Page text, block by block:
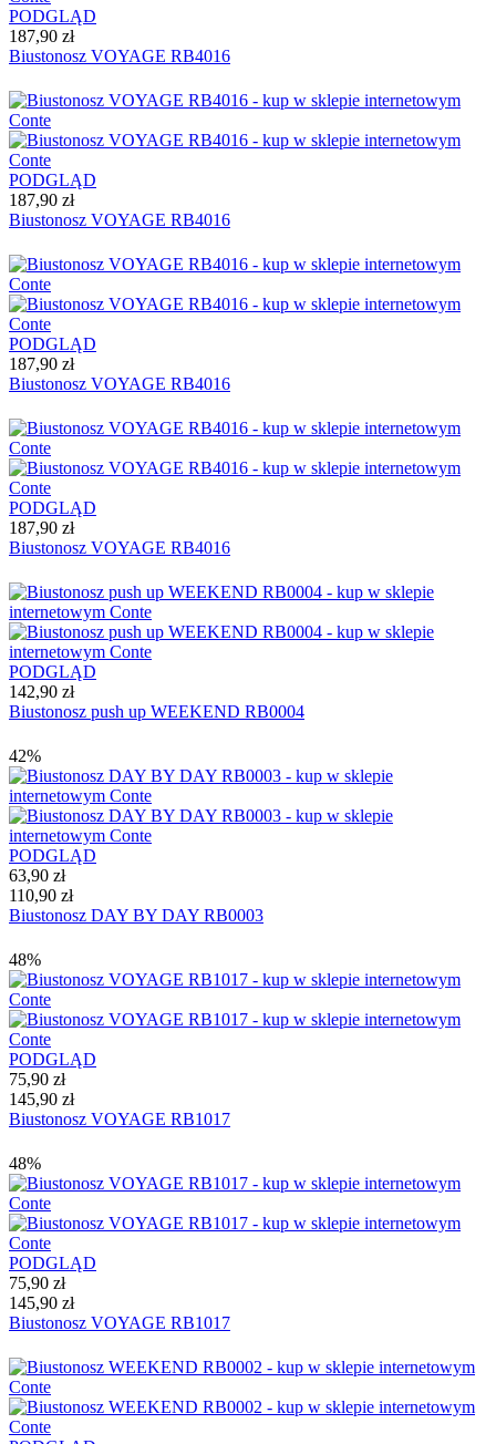
PODGLĄD
187,90 zł
Biustonosz VOYAGE RB4016
PODGLĄD
187,90 zł
Biustonosz VOYAGE RB4016
PODGLĄD
187,90 zł
Biustonosz VOYAGE RB4016
PODGLĄD
187,90 zł
Biustonosz VOYAGE RB4016
PODGLĄD
142,90 zł
Biustonosz push up WEEKEND RB0004
42%
PODGLĄD
63,90 zł
110,90 zł
Biustonosz DAY BY DAY RB0003
48%
PODGLĄD
75,90 zł
145,90 zł
Biustonosz VOYAGE RB1017
48%
PODGLĄD
75,90 zł
145,90 zł
Biustonosz VOYAGE RB1017